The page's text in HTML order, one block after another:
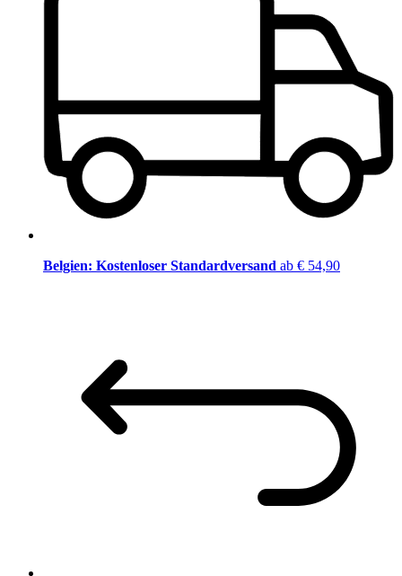
Belgien: Kostenloser Standardversand ab € 54,90